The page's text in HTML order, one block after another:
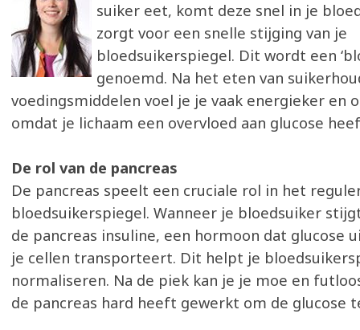
suiker eet, komt deze snel in je
zorgt voor een snelle stijging van je
bloedsuikerspiegel. Dit wordt een
genoemd. Na het eten van
voedingsmiddelen voel je je vaak energieker en
omdat je lichaam een overvloed aan glucose
De rol van de pancreas
De pancreas speelt een cruciale rol in het
bloedsuikerspiegel. Wanneer je bloedsuiker
de pancreas insuline, een hormoon dat glucose
je cellen transporteert. Dit helpt je
normaliseren. Na de piek kan je je moe en
de pancreas hard heeft gewerkt om de glucose